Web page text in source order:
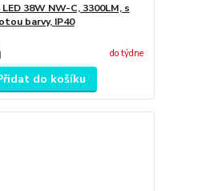
38W NW-C, 3300LM, s
barvy, IP40
do týdne
do košíku